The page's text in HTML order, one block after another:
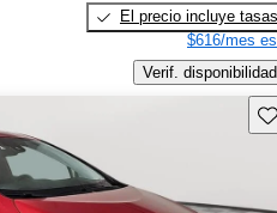
El precio incluye tasas
$616/mes
Verif. disponibilidad